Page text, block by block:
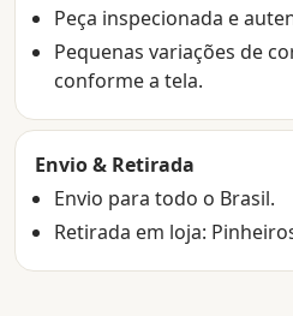
Peça inspecionada e
Pequenas variações de
conforme a tela.
Envio & Retirada
Envio para todo o Brasil.
Retirada em loja: